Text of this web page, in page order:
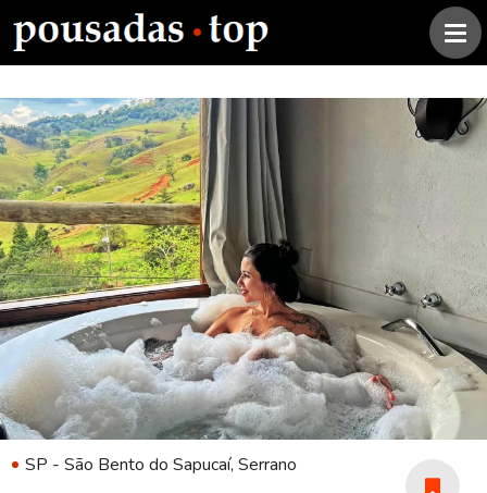
SP - São Bento do Sapucaí, Serrano